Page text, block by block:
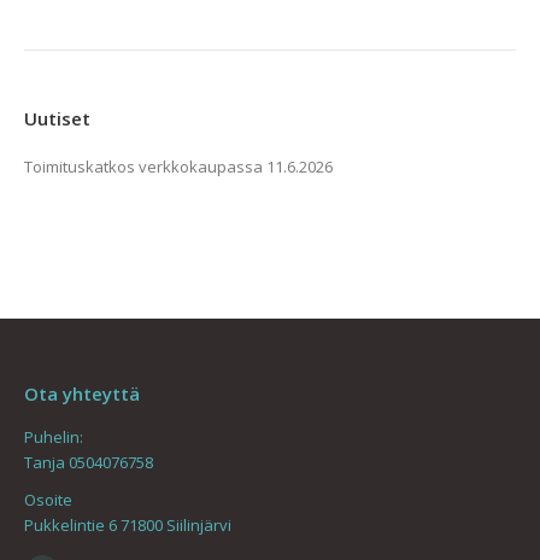
Uutiset
Toimituskatkos verkkokaupassa 11.6.2026
Ota yhteyttä
Puhelin:
Tanja 0504076758
Osoite
Pukkelintie 6 71800 Siilinjärvi